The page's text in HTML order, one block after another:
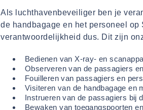
Als luchthavenbeveiliger ben je
de handbagage en het personeel op
verantwoordelijkheid dus. Dit zijn
Bedienen van X-ray- en
Observeren van de passagiers
Fouilleren van passagiers en
Visiteren van de handbagage en
Instrueren van de passagiers bij
Bewaken van toegangspoorten